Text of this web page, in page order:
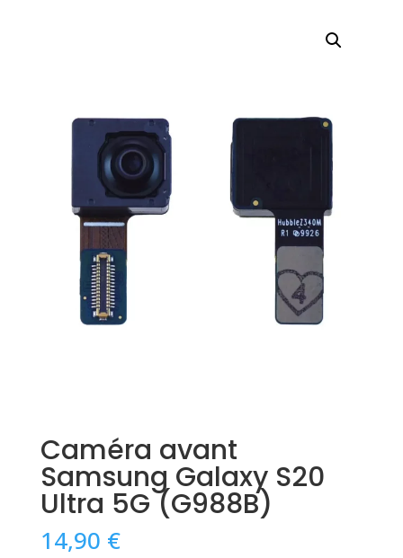
Caméra avant
Samsung Galaxy S20
Ultra 5G (G988B)
14,90 €